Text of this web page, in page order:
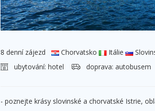
8 denní zájezd Chorvatsko Itálie
ubytování: hotel doprava: autobusem
- poznejte krásy slovinské a chorvatské Istrie,